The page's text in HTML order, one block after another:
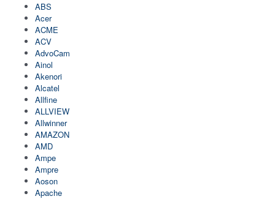
ABS
Acer
ACME
ACV
AdvoCam
Ainol
Akenori
Alcatel
Allfine
ALLVIEW
Allwinner
AMAZON
AMD
Ampe
Ampre
Aoson
Apache